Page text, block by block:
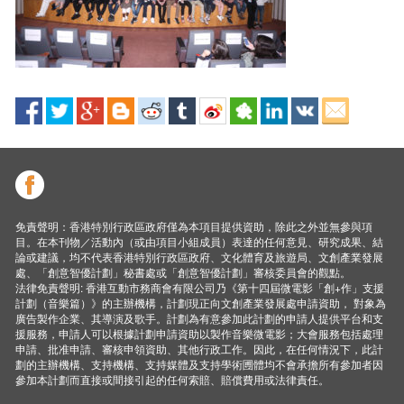
免責聲明：香港特別行政區政府僅為本項目提供資助，除此之外並無參與項
目。在本刊物／活動內（或由項目小組成員）表達的任何意見、研究成果、結
論或建議，均不代表香港特別行政區政府、文化體育及旅遊局、文創產業發展
處、「創意智優計劃」秘書處或「創意智優計劃」審核委員會的觀點。
法律免責聲明: 香港互動市務商會有限公司乃《第十四屆微電影「創+作」支援
計劃（音樂篇）》的主辦機構，計劃現正向文創產業發展處申請資助， 對象為
廣告製作企業、其導演及歌手。計劃為有意參加此計劃的申請人提供平台和支
援服務，申請人可以根據計劃申請資助以製作音樂微電影；大會服務包括處理
申請、批准申請、審核申領資助、其他行政工作。因此，在任何情況下，此計
劃的主辦機構、支持機構、支持媒體及支持學術圑體均不會承擔所有參加者因
參加本計劃而直接或間接引起的任何索賠、賠償費用或法律責任。